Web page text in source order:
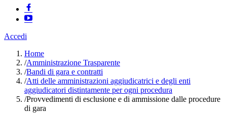
Accedi
Home
/Amministrazione Trasparente
/Bandi di gara e contratti
/Atti delle amministrazioni aggiudicatrici e degli enti
aggiudicatori distintamente per ogni procedura
/Provvedimenti di esclusione e di ammissione dalle procedure
di gara